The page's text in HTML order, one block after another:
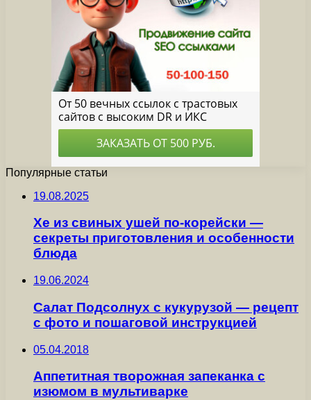
Популярные статьи
19.08.2025
Хе из свиных ушей по-корейски —
секреты приготовления и особенности
блюда
19.06.2024
Салат Подсолнух с кукурузой — рецепт
с фото и пошаговой инструкцией
05.04.2018
Аппетитная творожная запеканка с
изюмом в мультиварке